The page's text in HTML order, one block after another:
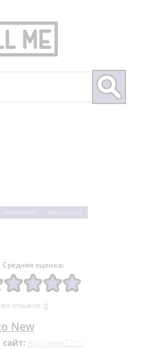
Автотюнинг
Автошколы
Средняя оценка:
отзывов: 6
New
auto-new72.ru